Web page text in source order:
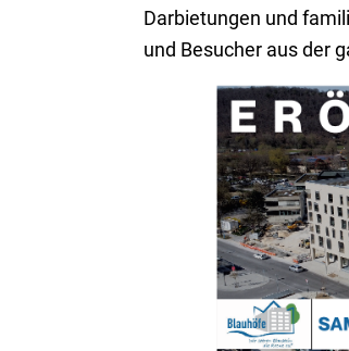
Darbietungen und
und Besucher aus der